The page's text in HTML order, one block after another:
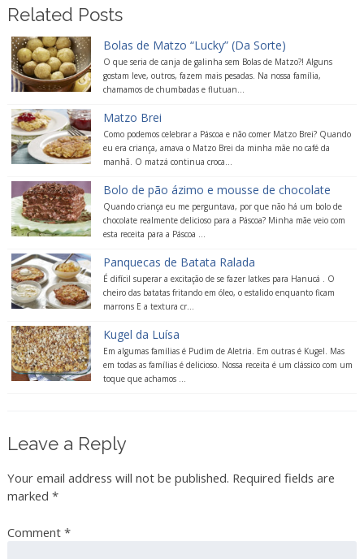
Related Posts
Bolas de Matzo “Lucky” (Da Sorte)
O que seria de canja de galinha sem Bolas de Matzo?! Alguns
gostam leve, outros, fazem mais pesadas. Na nossa família,
chamamos de chumbadas e flutuan...
Matzo Brei
Como podemos celebrar a Páscoa e não comer Matzo Brei? Quando
eu era criança, amava o Matzo Brei da minha mãe no café da
manhã. O matzá continua croca...
Bolo de pão ázimo e mousse de chocolate
Quando criança eu me perguntava, por que não há um bolo de
chocolate realmente delicioso para a Páscoa? Minha mãe veio com
esta receita para a Páscoa ...
Panquecas de Batata Ralada
É difícil superar a excitação de se fazer latkes para Hanucá . O
cheiro das batatas fritando em óleo, o estalido enquanto ficam
marrons E a textura cr...
Kugel da Luísa
Em algumas famílias é Pudim de Aletria. Em outras é Kugel. Mas
em todas as famílias é delicioso. Nossa receita é um clássico com um
toque que achamos ...
Leave a Reply
Your email address will not be published. Required fields are
marked *
Comment *